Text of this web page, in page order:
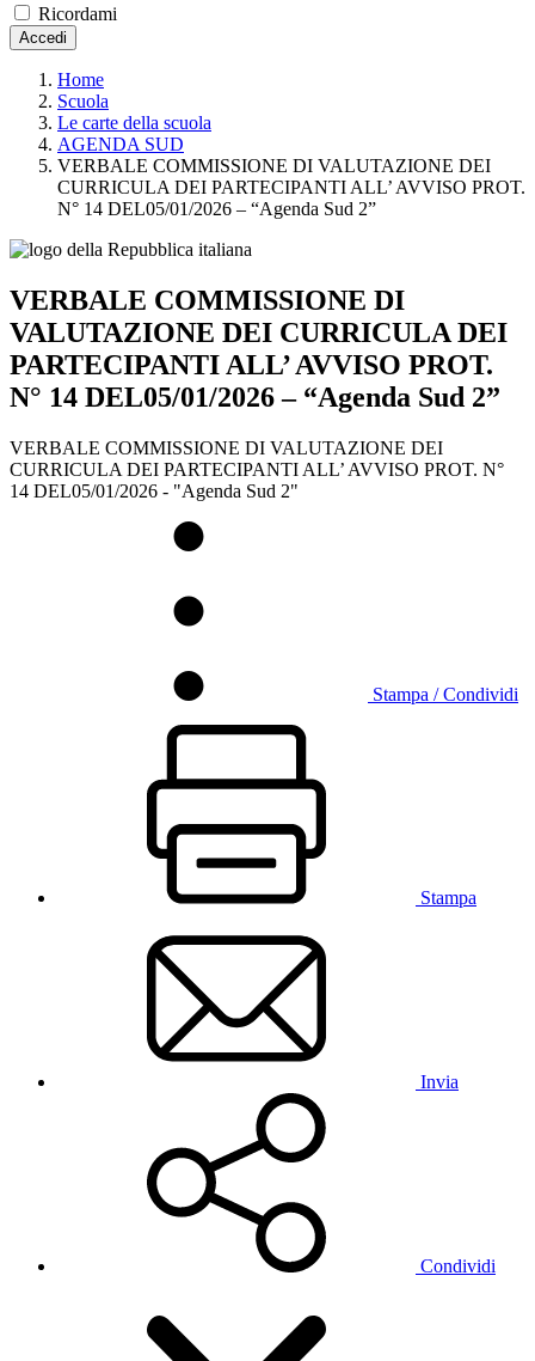
Ricordami
Accedi
Home
Scuola
Le carte della scuola
AGENDA SUD
VERBALE COMMISSIONE DI VALUTAZIONE DEI
CURRICULA DEI PARTECIPANTI ALL’ AVVISO PROT.
N° 14 DEL05/01/2026 – “Agenda Sud 2”
VERBALE COMMISSIONE DI
VALUTAZIONE DEI CURRICULA DEI
PARTECIPANTI ALL’ AVVISO PROT.
N° 14 DEL05/01/2026 – “Agenda Sud 2”
VERBALE COMMISSIONE DI VALUTAZIONE DEI
CURRICULA DEI PARTECIPANTI ALL’ AVVISO PROT. N°
14 DEL05/01/2026 - "Agenda Sud 2"
Stampa / Condividi
Stampa
Invia
Condividi